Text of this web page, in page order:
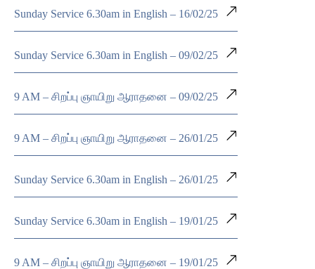
Sunday Service 6.30am in English – 16/02/25
Sunday Service 6.30am in English – 09/02/25
9 AM – சிறப்பு ஞாயிறு ஆராதனை – 09/02/25
9 AM – சிறப்பு ஞாயிறு ஆராதனை – 26/01/25
Sunday Service 6.30am in English – 26/01/25
Sunday Service 6.30am in English – 19/01/25
9 AM – சிறப்பு ஞாயிறு ஆராதனை – 19/01/25